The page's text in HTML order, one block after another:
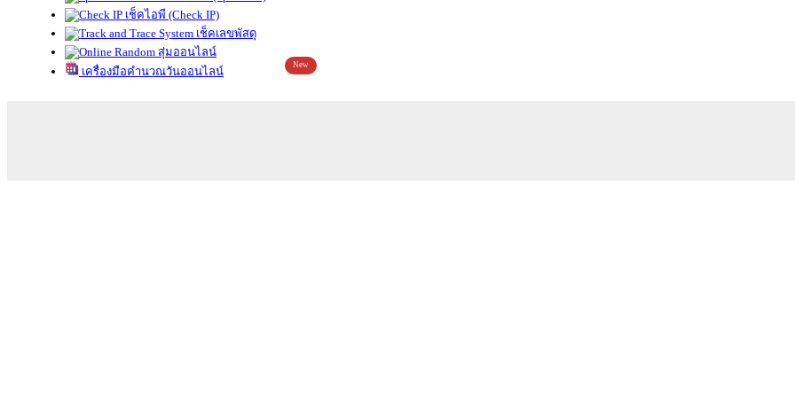
เช็คไอพี (Check IP)
เช็คเลขพัสดุ
สุ่มออนไลน์
เครื่องมือคำนวณวันออนไลน์
New